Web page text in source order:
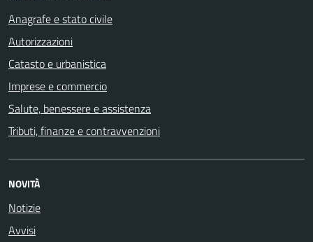
Anagrafe e stato civile
Autorizzazioni
Catasto e urbanistica
Imprese e commercio
Salute, benessere e assistenza
Tributi, finanze e contravvenzioni
NOVITÀ
Notizie
Avvisi